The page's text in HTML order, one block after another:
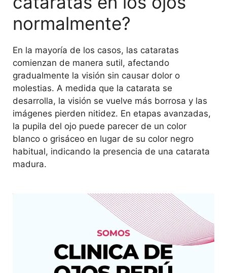
normalmente?
En la mayoría de los casos, las cataratas
comienzan de manera sutil, afectando
gradualmente la visión sin causar dolor o
molestias. A medida que la catarata se
desarrolla, la visión se vuelve más borrosa y las
imágenes pierden nitidez. En etapas avanzadas,
la pupila del ojo puede parecer de un color
blanco o grisáceo en lugar de su color negro
habitual, indicando la presencia de una catarata
madura.